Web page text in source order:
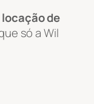
de
só a Wil